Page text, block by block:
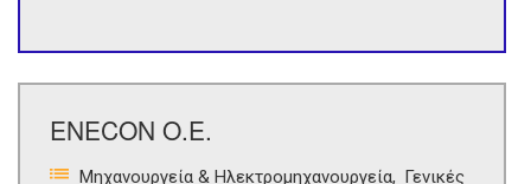
ENECON Ο.Ε.
Μηχανουργεία & Ηλεκτρομηχανουργεία
Γενικές